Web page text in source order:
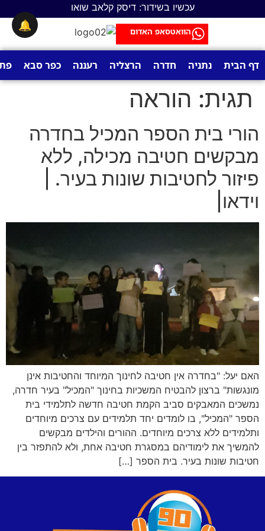
עכשיו בשידור: דיסק קלאב שואו
הוואטסאפ האדום
דף הבית נתניה חדרה הרצליה רעננה כפר סבא
תגית: הוראה
הורי בית הספר המכיל בחדרה
מבקשים חטיבה מכילה, ללא
פיזור לחטיבות שונות בעיר. |
וידאו|
האם יעל: "בחדרה אין חטיבה לחינוך המיוחד והחטיבות אינן
מונגשות" ברצון להבטיח המשכיות בחינוך "המכיל" בעיר חדרה,
נמשכים המאבקים סביב הקמת חטיבה חדשה לתלמידי בית
הספר "המכיל", בו לומדים יחד תלמידים עם צרכים מיוחדים
ותלמידים ללא צרכים מיוחדים. ההורים והילדים מבקשים
להמשיך את לימודיהם במסגרת חטיבה אחת, ולא להתפזר בין
חטיבות שונות בעיר. בית הספר […]
🔔